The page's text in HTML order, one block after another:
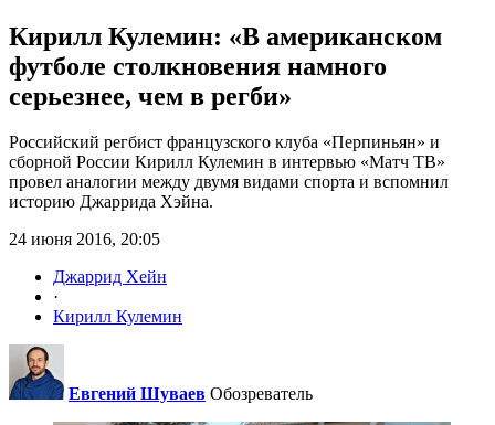
Кирилл Кулемин: «В американском
футболе столкновения намного
серьезнее, чем в регби»
Российский регбист французского клуба «Перпиньян» и
сборной России Кирилл Кулемин в интервью «Матч ТВ»
провел аналогии между двумя видами спорта и вспомнил
историю Джаррида Хэйна.
24 июня 2016, 20:05
Джаррид Хейн
·
Кирилл Кулемин
Евгений Шуваев Обозреватель